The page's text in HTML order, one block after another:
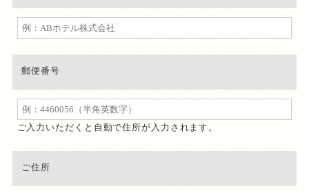
郵便番号
ご入力いただくと自動で住所が入力されます。
ご住所